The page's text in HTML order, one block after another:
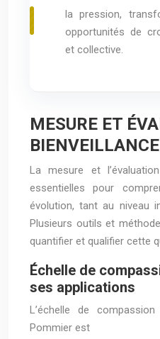
la pression,
opportunités de
et collective.
MESURE ET
BIENVEILLANCE
La mesure et
essentielles pour
évolution, tant au niveau
Plusieurs outils et
quantifier et qualifier cette
Échelle de
ses applications
L’échelle de
Pommier est